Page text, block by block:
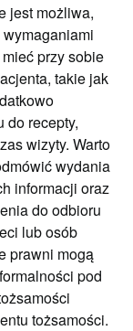
jest możliwa,
przy sobie
takie jak
do recepty,
wizyty. Warto
wydania
informacji oraz
do odbioru
lub osób
prawni mogą
pod
tożsamości.